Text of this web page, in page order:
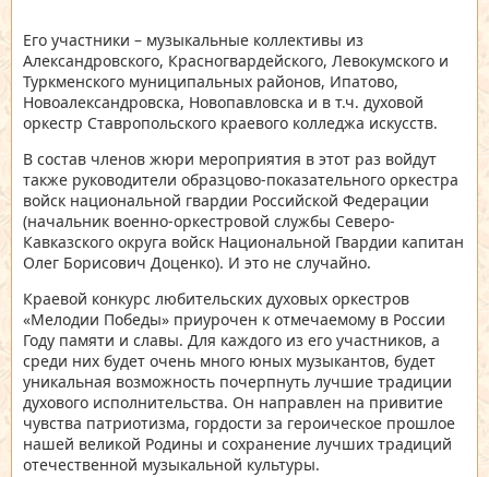
Его участники – музыкальные коллективы из
Александровского, Красногвардейского, Левокумского и
Туркменского муниципальных районов, Ипатово,
Новоалександровска, Новопавловска и в т.ч. духовой
оркестр Ставропольского краевого колледжа искусств.
В состав членов жюри мероприятия в этот раз войдут
также руководители образцово-показательного оркестра
войск национальной гвардии Российской Федерации
(начальник военно-оркестровой службы Северо-
Кавказского округа войск Национальной Гвардии капитан
Олег Борисович Доценко). И это не случайно.
Краевой конкурс любительских духовых оркестров
«Мелодии Победы» приурочен к отмечаемому в России
Году памяти и славы. Для каждого из его участников, а
среди них будет очень много юных музыкантов, будет
уникальная возможность почерпнуть лучшие традиции
духового исполнительства. Он направлен на привитие
чувства патриотизма, гордости за героическое прошлое
нашей великой Родины и сохранение лучших традиций
отечественной музыкальной культуры.